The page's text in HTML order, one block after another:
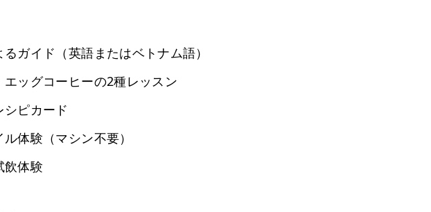
ガイド（英語またはベトナム語）
ッグコーヒーの2種レッスン
ピカード
体験（マシン不要）
飲体験